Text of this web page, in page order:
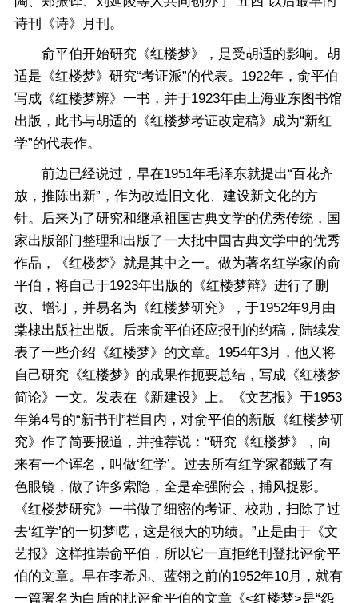
诗刊《诗》月刊。
俞平伯开始研究《红楼梦》，是受胡适的影响。胡
适是《红楼梦》研究“考证派”的代表。1922年，俞平伯
写成《红楼梦辨》一书，并于1923年由上海亚东图书馆
出版，此书与胡适的《红楼梦考证改定稿》成为“新红
学”的代表作。
前边已经说过，早在1951年毛泽东就提出“百花齐
放，推陈出新”，作为改造旧文化、建设新文化的方
针。后来为了研究和继承祖国古典文学的优秀传统，国
家出版部门整理和出版了一大批中国古典文学中的优秀
作品，《红楼梦》就是其中之一。做为著名红学家的俞
平伯，将自己于1923年出版的《红楼梦辩》进行了删
改、增订，并易名为《红楼梦研究》，于1952年9月由
棠棣出版社出版。后来俞平伯还应报刊的约稿，陆续发
表了一些介绍《红楼梦》的文章。1954年3月，他又将
自己研究《红楼梦》的成果作扼要总结，写成《红楼梦
简论》一文。发表在《新建设》上。《文艺报》于1953
年第4号的“新书刊”栏目内，对俞平伯的新版《红楼梦研
究》作了简要报道，并推荐说：“研究《红楼梦》，向
来有一个诨名，叫做‘红学’。过去所有红学家都戴了有
色眼镜，做了许多索隐，全是牵强附会，捕风捉影。
《红楼梦研究》一书做了细密的考证、校勘，扫除了过
去‘红学’的一切梦呓，这是很大的功绩。”正是由于《文
艺报》这样推崇俞平伯，所以它一直拒绝刊登批评俞平
伯的文章。早在李希凡、蓝翎之前的1952年10月，就有
一篇署名为白盾的批评俞平伯的文章《<红楼梦>是“怨